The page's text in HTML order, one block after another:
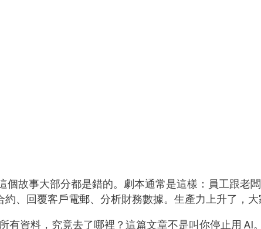
故事大部分都是錯的。劇本通常是這樣：員工跟老
、回覆客戶電郵、分析財務數據。生產力上升了，大
有資料，究竟去了哪裡？這篇文章不是叫你停止用 AI